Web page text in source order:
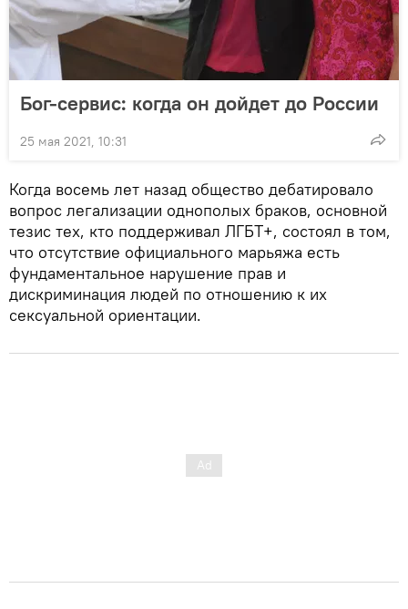
Бог-сервис: когда он дойдет до России
25 мая 2021, 10:31
Когда восемь лет назад общество дебатировало
вопрос легализации однополых браков, основной
тезис тех, кто поддерживал ЛГБТ+, состоял в том,
что отсутствие официального марьяжа есть
фундаментальное нарушение прав и
дискриминация людей по отношению к их
сексуальной ориентации.